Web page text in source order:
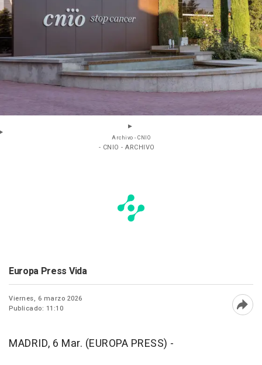
Archivo - CNIO
- CNIO - ARCHIVO
Europa Press Vida
Viernes, 6 marzo 2026
Publicado: 11:10
MADRID, 6 Mar. (EUROPA PRESS) -